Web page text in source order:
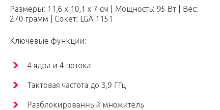
Размеры: 11,6 х 10,1 х 7 см | Мощность: 95 Вт | Вес:
270 грамм | Сокет: LGA 1151
Ключевые функции:
4 ядра и 4 потока
Тактовая частота до 3,9 ГГц
Разблокированный множитель